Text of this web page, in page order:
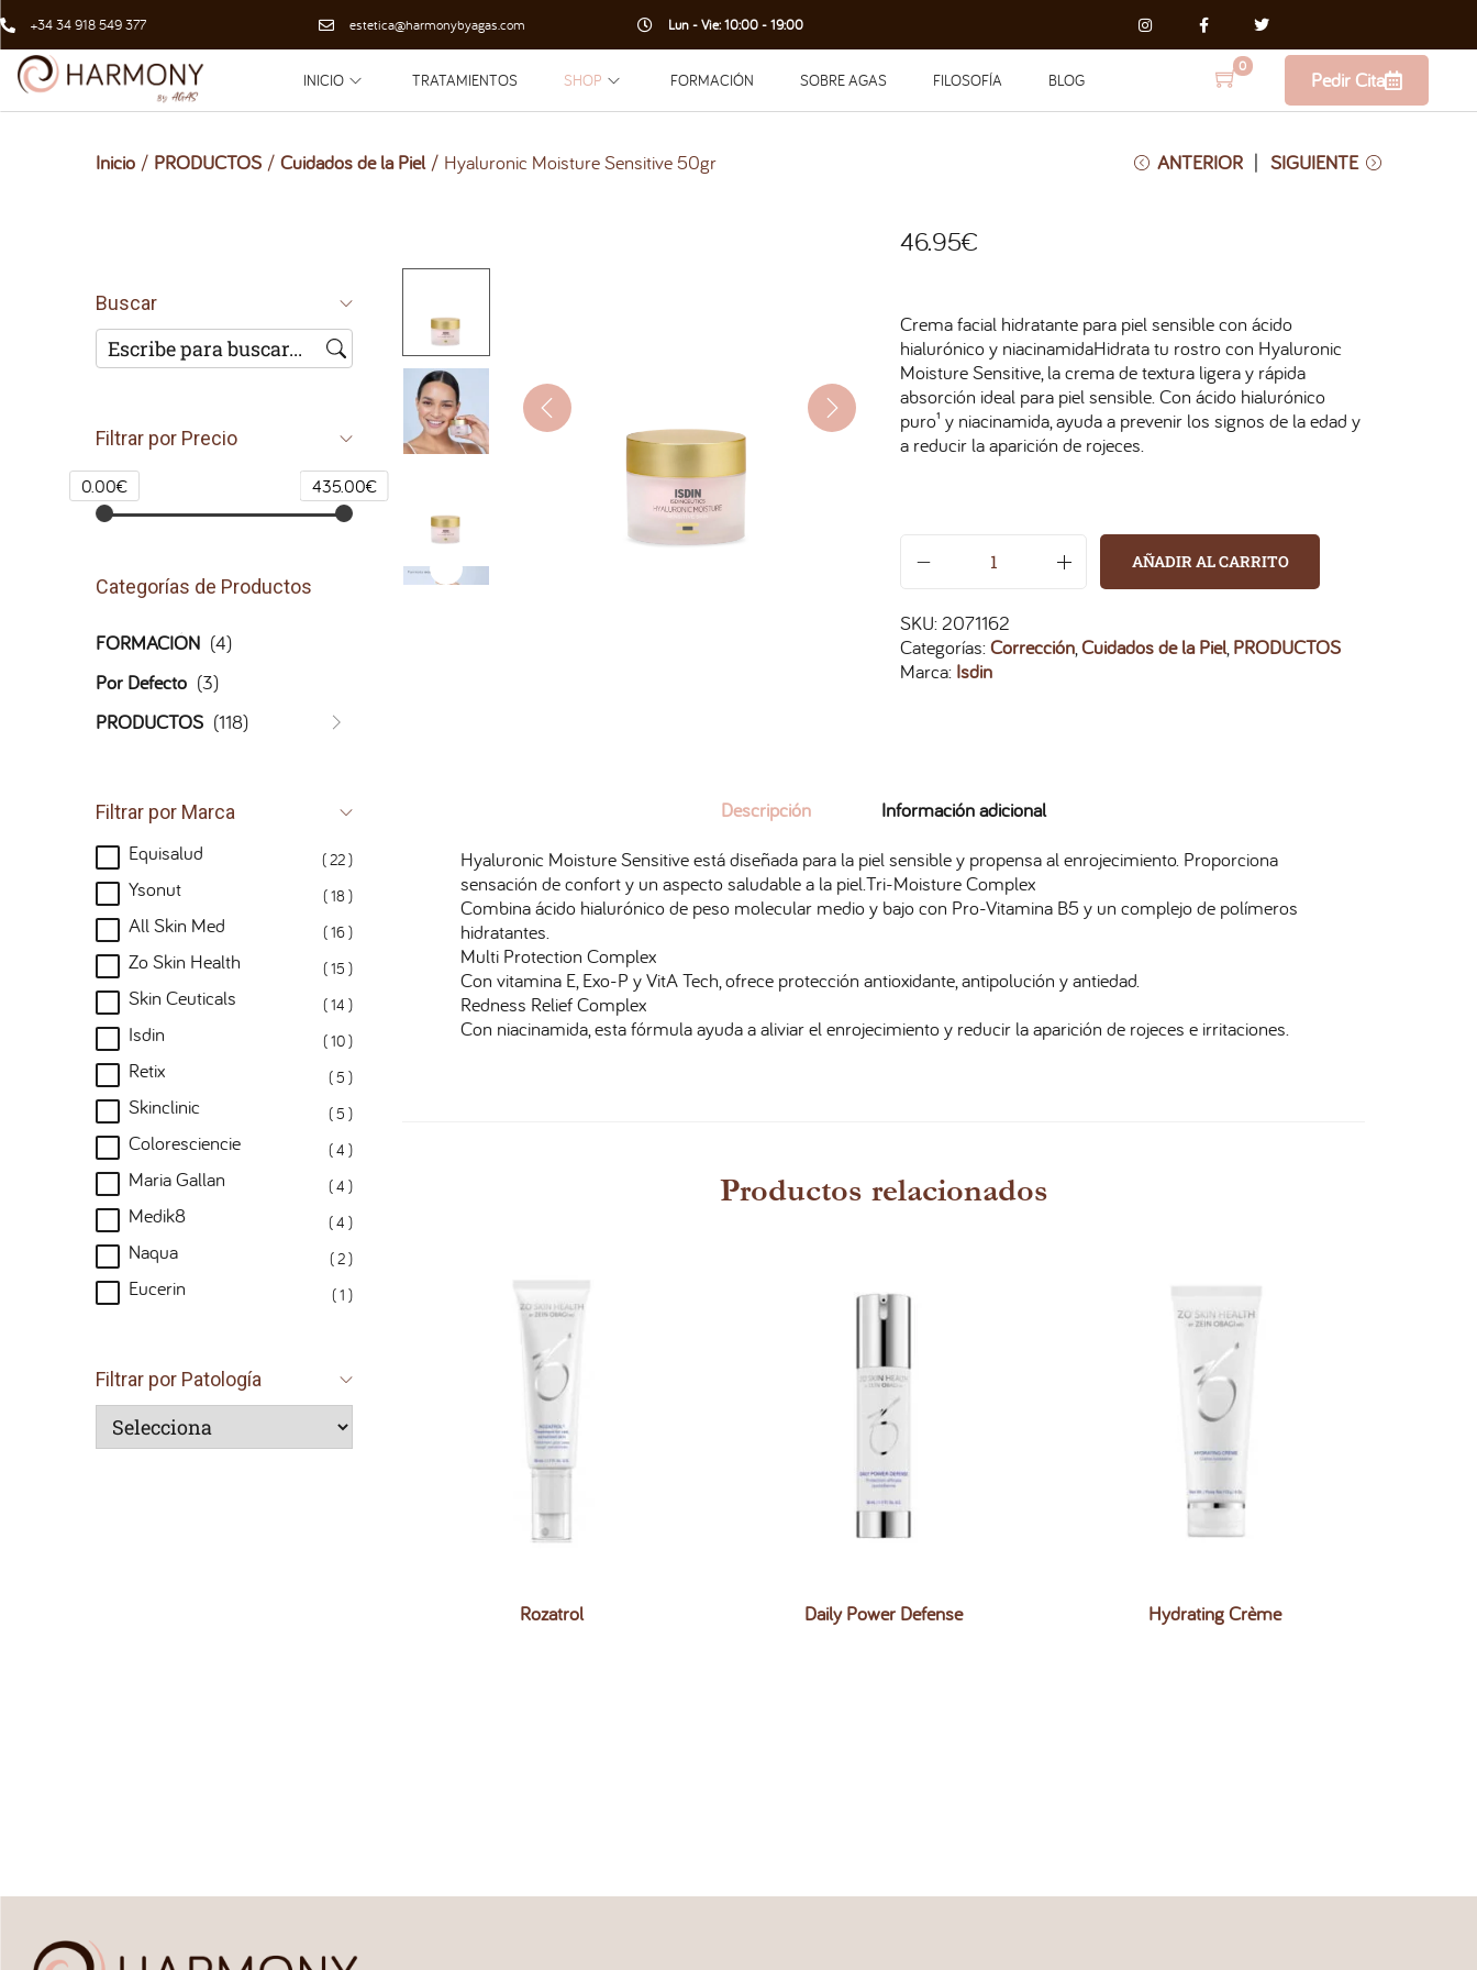
+34 34 918 549 377 estetica@harmonybyagas.com Lun - Vie: 10:00 - 19:00
INICIO TRATAMIENTOS SHOP FORMACIÓN SOBRE AGAS FILOSOFÍA BLOG
0
Pedir Cita
Inicio / PRODUCTOS / Cuidados de la Piel / Hyaluronic Moisture Sensitive 50gr ANTERIOR SIGUIENTE
46.95€
Crema facial hidratante para piel sensible con ácido
hialurónico y niacinamidaHidrata tu rostro con Hyaluronic
Moisture Sensitive, la crema de textura ligera y rápida
absorción ideal para piel sensible. Con ácido hialurónico
puro¹ y niacinamida, ayuda a prevenir los signos de la edad y
a reducir la aparición de rojeces.
AÑADIR AL CARRITO
SKU:2071162
Categorías:Corrección,Cuidados de la Piel,PRODUCTOS
Marca: Isdin
Descripción
Información adicional
Hyaluronic Moisture Sensitive está diseñada para la piel sensible y propensa al enrojecimiento. Proporciona
sensación de confort y un aspecto saludable a la piel.Tri-Moisture Complex
Combina ácido hialurónico de peso molecular medio y bajo con Pro-Vitamina B5 y un complejo de polímeros
hidratantes.
Multi Protection Complex
Con vitamina E, Exo-P y VitA Tech, ofrece protección antioxidante, antipolución y antiedad.
Redness Relief Complex
Con niacinamida, esta fórmula ayuda a aliviar el enrojecimiento y reducir la aparición de rojeces e irritaciones.
Productos relacionados
Rozatrol Daily Power Defense Hydrating Crème
Buscar
Filtrar por Precio
0.00€ 435.00€
Categorías de Productos
FORMACIÓN (4)
Por Defecto (3)
PRODUCTOS (118)
Filtrar por Marca
Equisalud ( 22 )
Ysonut ( 18 )
All Skin Med ( 16 )
Zo Skin Health ( 15 )
Skin Ceuticals ( 14 )
Isdin ( 10 )
Retix ( 5 )
Skinclinic ( 5 )
Coloresciencie ( 4 )
Maria Gallan ( 4 )
Medik8 ( 4 )
Naqua ( 2 )
Eucerin ( 1 )
Filtrar por Patología